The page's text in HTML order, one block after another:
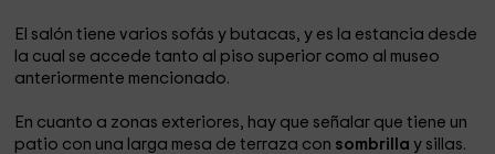
El salón tiene varios sofás y butacas, y es la estancia desde
la cual se accede tanto al piso superior como al museo
anteriormente mencionado.
En cuanto a zonas exteriores, hay que señalar que tiene un
patio con una larga mesa de terraza con sombrilla y sillas.